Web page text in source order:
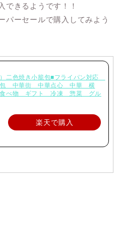
できるようです！！
パーセールで購入してみよう
二色焼き小籠包■フライパン対応
包 中華街 中華点心 中華 横
べ物 ギフト 冷凍 惣菜 グル
楽天で購入